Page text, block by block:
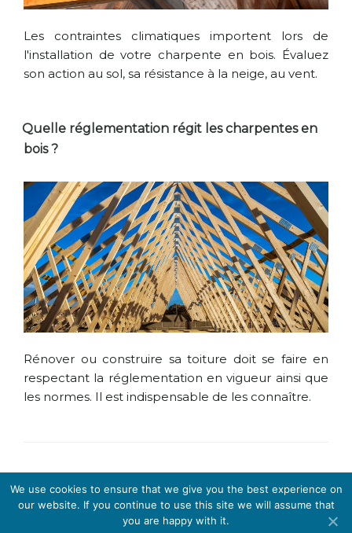
Les contraintes climatiques importent lors de
l'installation de votre charpente en bois. Évaluez
son action au sol, sa résistance à la neige, au vent.
Quelle réglementation régit les charpentes en
bois ?
Rénover ou construire sa toiture doit se faire en
respectant la réglementation en vigueur ainsi que
les normes. Il est indispensable de les connaître.
We use cookies to ensure that we give you the best experience on
our website. If you continue to use this site we will assume that
you are happy with it.